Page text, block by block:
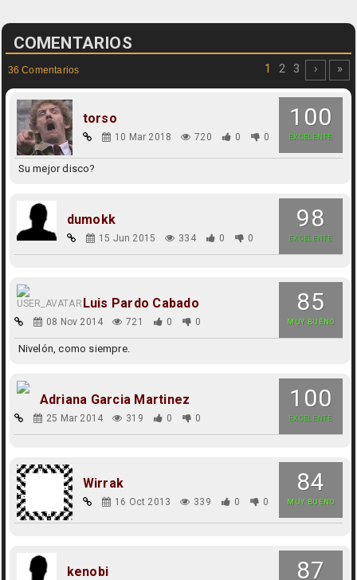
COMENTARIOS
36 Comentarios 1 2 3 › »
100
EXCELENTE
torso
10 Mar 2018 720 0 0
Su mejor disco?
98
EXCELENTE
dumokk
15 Jun 2015 334 0 0
85
MUY BUENO
Luis Pardo Cabado
08 Nov 2014 721 0 0
Nivelón, como siempre.
100
EXCELENTE
Adriana Garcia Martinez
25 Mar 2014 319 0 0
84
MUY BUENO
Wirrak
16 Oct 2013 339 0 0
87
kenobi